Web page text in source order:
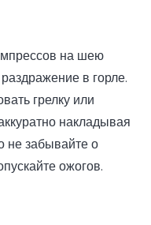
на шею
в горле.
грелку или
накладывая
не забывайте о
ожогов.